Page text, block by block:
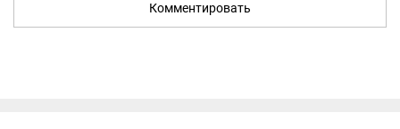
Комментировать